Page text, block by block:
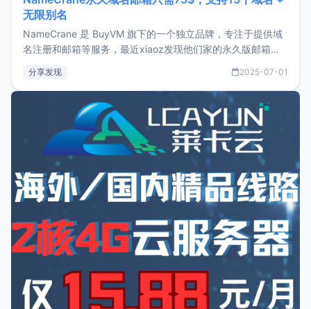
无限别名
NameCrane 是 BuyVM 旗下的一个独立品牌，专注于提供域
名注册和邮箱等服务，最近xiaoz发现他们家的永久版邮箱服
又实惠的域名邮箱，不妨尝试一下 NameCrane。注册
NameCraneNameCrane不支持直接注册，必须要购买
分享发现 2025-07-01